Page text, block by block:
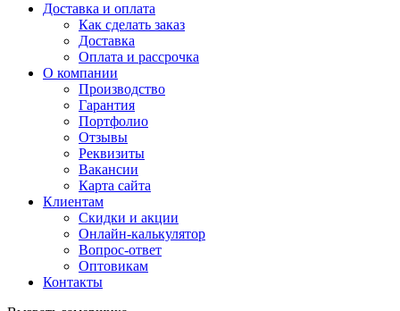
Доставка и оплата
Как сделать заказ
Доставка
Оплата и рассрочка
О компании
Производство
Гарантия
Портфолио
Отзывы
Реквизиты
Вакансии
Карта сайта
Клиентам
Скидки и акции
Онлайн-калькулятор
Вопрос-ответ
Оптовикам
Контакты